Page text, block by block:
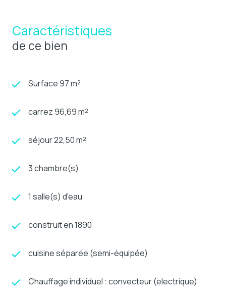
Caractéristiques
de ce bien
Surface 97 m²
carrez 96,69 m²
séjour 22,50 m²
3 chambre(s)
1 salle(s) d'eau
construit en 1890
cuisine séparée (semi-équipée)
Chauffage individuel : convecteur (electrique)